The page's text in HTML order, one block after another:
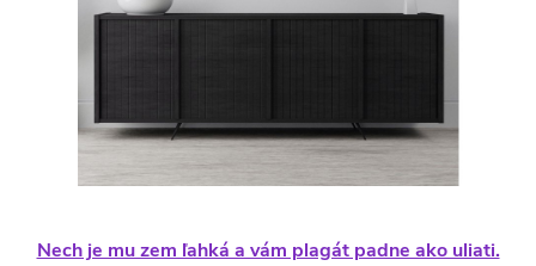
Nech je mu zem ľahká a vám plagát padne ako uliati.